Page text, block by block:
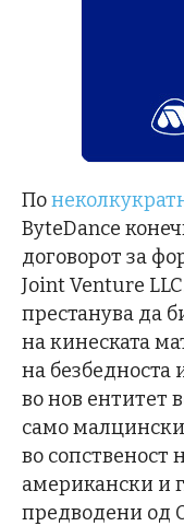
По
ByteDance
договорот за
Joint Venture
престанува да
на кинеската
на безбедноста
во нов ентитет
само малцински
во сопственост
американски и
предводени од